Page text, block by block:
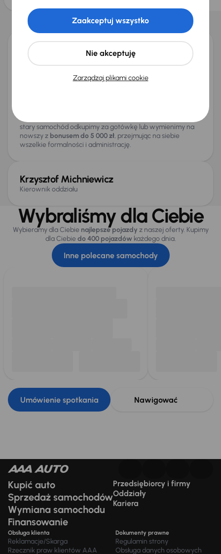
Informacje o oddziale
AAA AUTO Gdańsk
oraz
szeroki wybór innych sprawdzonych samochodów z
dożywotnią gwarancją pochodzenia i certyfikatem
przebiegu wraz z gwarancją
36 miesięcy
wybierzesz auta bezpośrednio na miejscu, z naszej sieci
stary samochód odkupimy za gotówkę lub wymienimy na
nowszy z bonusem do 5 000 zł, przejmując na siebie
wszelkie formalności i administrację.
Krzysztof Michniewicz
Kierownik oddziału
Wybraliśmy dla Ciebie
Wybieramy dla Ciebie najlepsze pojazdy z naszej oferty. Kupimy
dla Ciebiedo 400 pojazdówkażdego dnia.
Inne polecane samochody
Umówienie spotkania Nawigować
Kupić auto
Sprzedaż samochodów
Wymiana samochodu
Finansowanie
Przedsiębiorcy i firmy
Oddziały
Kariera
Obsługa klienta
Reklamacje/Skarga
Rzecznik praw klientów AAA
Dokumenty prawne
Regulamin strony
Obsługa danych osobowych
Zarządzaj plikami cookie
Nie akceptuję
Zaakceptuj wszystko